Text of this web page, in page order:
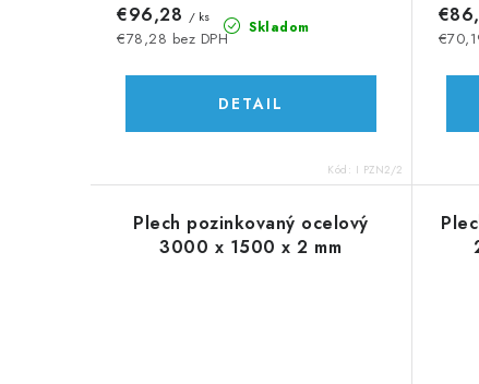
o
v
Skladom
€78,28 bez DPH
€96,28 / ks
DETAIL
Kód: I PZN2/2
Plech pozinkovaný ocelový
3000 x 1500 x 2 mm